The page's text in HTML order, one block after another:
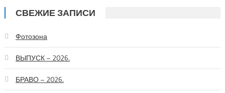
СВЕЖИЕ ЗАПИСИ
Фотозона
ВЫПУСК – 2026.
БРАВО – 2026.